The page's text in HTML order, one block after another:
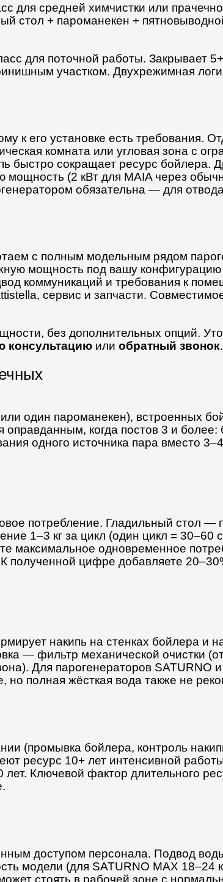
для средней химчистки или
стол + пароманекен +
для поточной работы. Закрывает
участком. Двухрежимная
к его установке есть требования.
комната или угловая зона с
быстро сокращает ресурс бойлера.
(2 кВт для MAIA через
обязательна — для
с полным модельным рядом
мощность под вашу конфигурацию
коммуникаций и требования к
сервис и запчасти.
без дополнительных опций.
консультацию или обратный звонок.
один пароманекен), встроенных
когда постов 3 и
одного источника пара вместо
потребление. Гладильный стол —
1–3 кг за цикл (один цикл = 30–60
максимальное одновременное
полученной цифре добавляете
накипь на стенках бойлера и
— фильтр механической очистки
Для парогенераторов SATURNO
полная жёсткая вода также не
(промывка бойлера, контроль
ресурс 10+ лет интенсивной
Ключевой фактор длительного
доступом персонала. Подвод
модели (для SATURNO MAX
стоять в рабочей зоне с